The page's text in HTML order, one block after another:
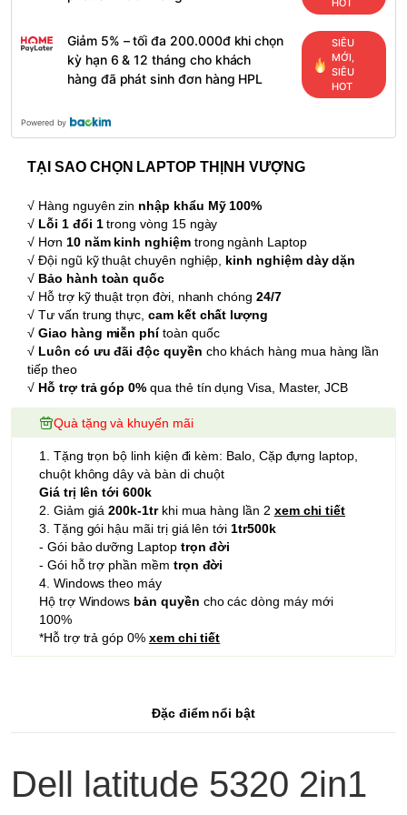
HOT
Giảm 5% – tối đa 200.000đ khi chọn
kỳ hạn 6 & 12 tháng cho khách
hàng đã phát sinh đơn hàng HPL
SIÊU
MỚI,
SIÊU
HOT
Powered by
TẠI SAO CHỌN LAPTOP THỊNH VƯỢNG
√ Hàng nguyên zin nhập khẩu Mỹ 100%
√ Lỗi 1 đổi 1trong vòng 15 ngày
√ Hơn 10 năm kinh nghiệm trong ngành Laptop
√ Đội ngũ kỹ thuật chuyên nghiệp, kinh nghiệm dày dặn
√ Bảo hành toàn quốc
√ Hỗ trợ kỹ thuật trọn đời, nhanh chóng 24/7
√ Tư vấn trung thực,cam kết chất lượng
√Giao hàng miễn phítoàn quốc
√ Luôn có ưu đãi độc quyền cho khách hàng mua hàng lần
tiếp theo
√ Hỗ trợ trả góp 0% qua thẻ tín dụng Visa, Master, JCB
Quà tặng và khuyến mãi
1. Tặng trọn bộ linh kiện đi kèm: Balo, Cặp đựng laptop,
chuột không dây và bàn di chuột
Giá trị lên tới 600k
2. Giảm giá200k-1trkhi mua hàng lần 2 xem chi tiết
3. Tặng gói hậu mãi trị giá lên tới 1tr500k
- Gói bảo dưỡng Laptop trọn đời
- Gói hỗ trợ phần mềm trọn đời
4. Windows theo máy
Hộ trợ Windows bản quyền cho các dòng máy mới
100%
*Hỗ trợ trả góp 0% xem chi tiết
Đặc điểm nổi bật
Dell latitude 5320 2in1